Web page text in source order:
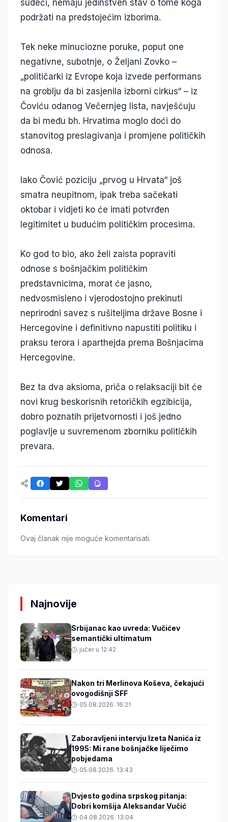
sudeći, nemaju jedinstven stav o tome koga
podržati na predstojećim izborima.
Tek neke minuciozne poruke, poput one
negativne, subotnje, o Željani Zovko –
„političarki iz Evrope koja izvede performans
na groblju da bi zasjenila izborni cirkus“ – iz
Čoviću odanog Večernjeg lista, navješćuju
da bi među bh. Hrvatima moglo doći do
stanovitog preslagivanja i promjene političkih
odnosa.
Iako Čović poziciju „prvog u Hrvata“ još
smatra neupitnom, ipak treba sačekati
oktobar i vidjeti ko će imati potvrđen
legitimitet u budućim političkim procesima.
Ko god to bio, ako želi zaista popraviti
odnose s bošnjačkim političkim
predstavnicima, morat će jasno,
nedvosmisleno i vjerodostojno prekinuti
neprirodni savez s rušiteljima države Bosne i
Hercegovine i definitivno napustiti politiku i
praksu terora i aparthejda prema Bošnjacima
Hercegovine.
Bez ta dva aksioma, priča o relaksaciji bit će
novi krug beskorisnih retoričkih egzibicija,
dobro poznatih prijetvornosti i još jedno
poglavlje u suvremenom zborniku političkih
prevara.
Komentari
Ovaj članak nije moguće komentarisati.
Najnovije
Srbijanac kao uvreda: Vučićev
semantički ultimatum
jučer u 12:42
Nakon tri Merlinova Koševa, čekajući
ovogodišnji SFF
05.08.2026. 16:21
Zaboravljeni intervju Izeta Nanića iz
1995: Mi rane bošnjačke liječimo
pobjedama
05.08.2026. 13:43
Dvjesto godina srpskog pitanja:
Dobri komšija Aleksandar Vučić
04.08.2026. 13:04